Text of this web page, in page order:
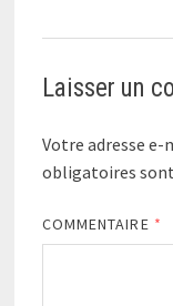
Laisser un
Votre adresse e-
obligatoires
COMMENTAIRE *